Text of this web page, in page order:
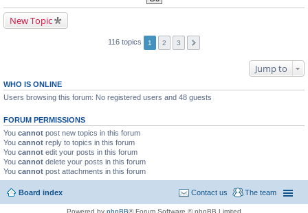
New Topic
116 topics 1 2 3
Jump to
WHO IS ONLINE
Users browsing this forum: No registered users and 48 guests
FORUM PERMISSIONS
You cannot post new topics in this forum
You cannot reply to topics in this forum
You cannot edit your posts in this forum
You cannot delete your posts in this forum
You cannot post attachments in this forum
Board index The team
Contact us
Powered by phpBB® Forum Software © phpBB Limited